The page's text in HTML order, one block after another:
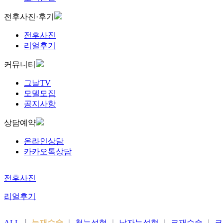
전후사진·후기
전후사진
리얼후기
커뮤니티
그날TV
모델모집
공지사항
상담예약
온라인상담
카카오톡상담
전후사진
리얼후기